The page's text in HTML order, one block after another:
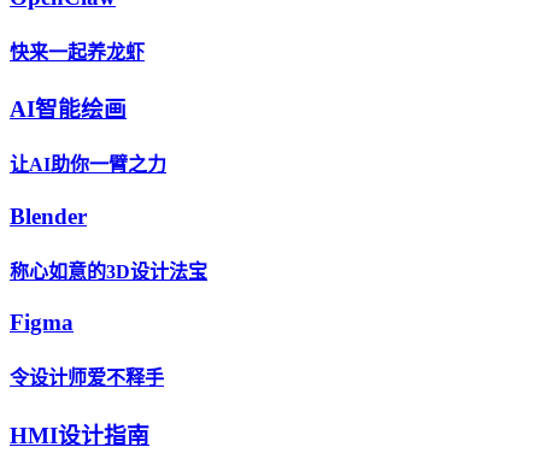
快来一起养龙虾
AI智能绘画
让AI助你一臂之力
Blender
称心如意的3D设计法宝
Figma
令设计师爱不释手
HMI设计指南